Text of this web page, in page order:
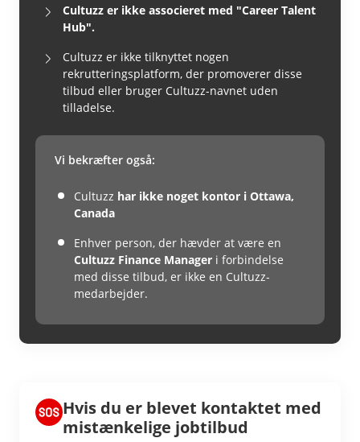
Cultuzz er ikke associeret med "Career Talent
Hub".
Cultuzz er ikke tilknyttet nogen
rekrutteringsplatform, der promoverer disse
tilbud eller bruger Cultuzz-navnet uden
tilladelse.
Vi bekræfter også:
Cultuzz har ikke noget kontor i Ottawa,
Canada
Enhver person, der hævder at være en
Cultuzz Finance Manager i forbindelse
med disse tilbud, er ikke en Cultuzz-
medarbejder.
Hvis du er blevet kontaktet med
mistænkelige jobtilbud